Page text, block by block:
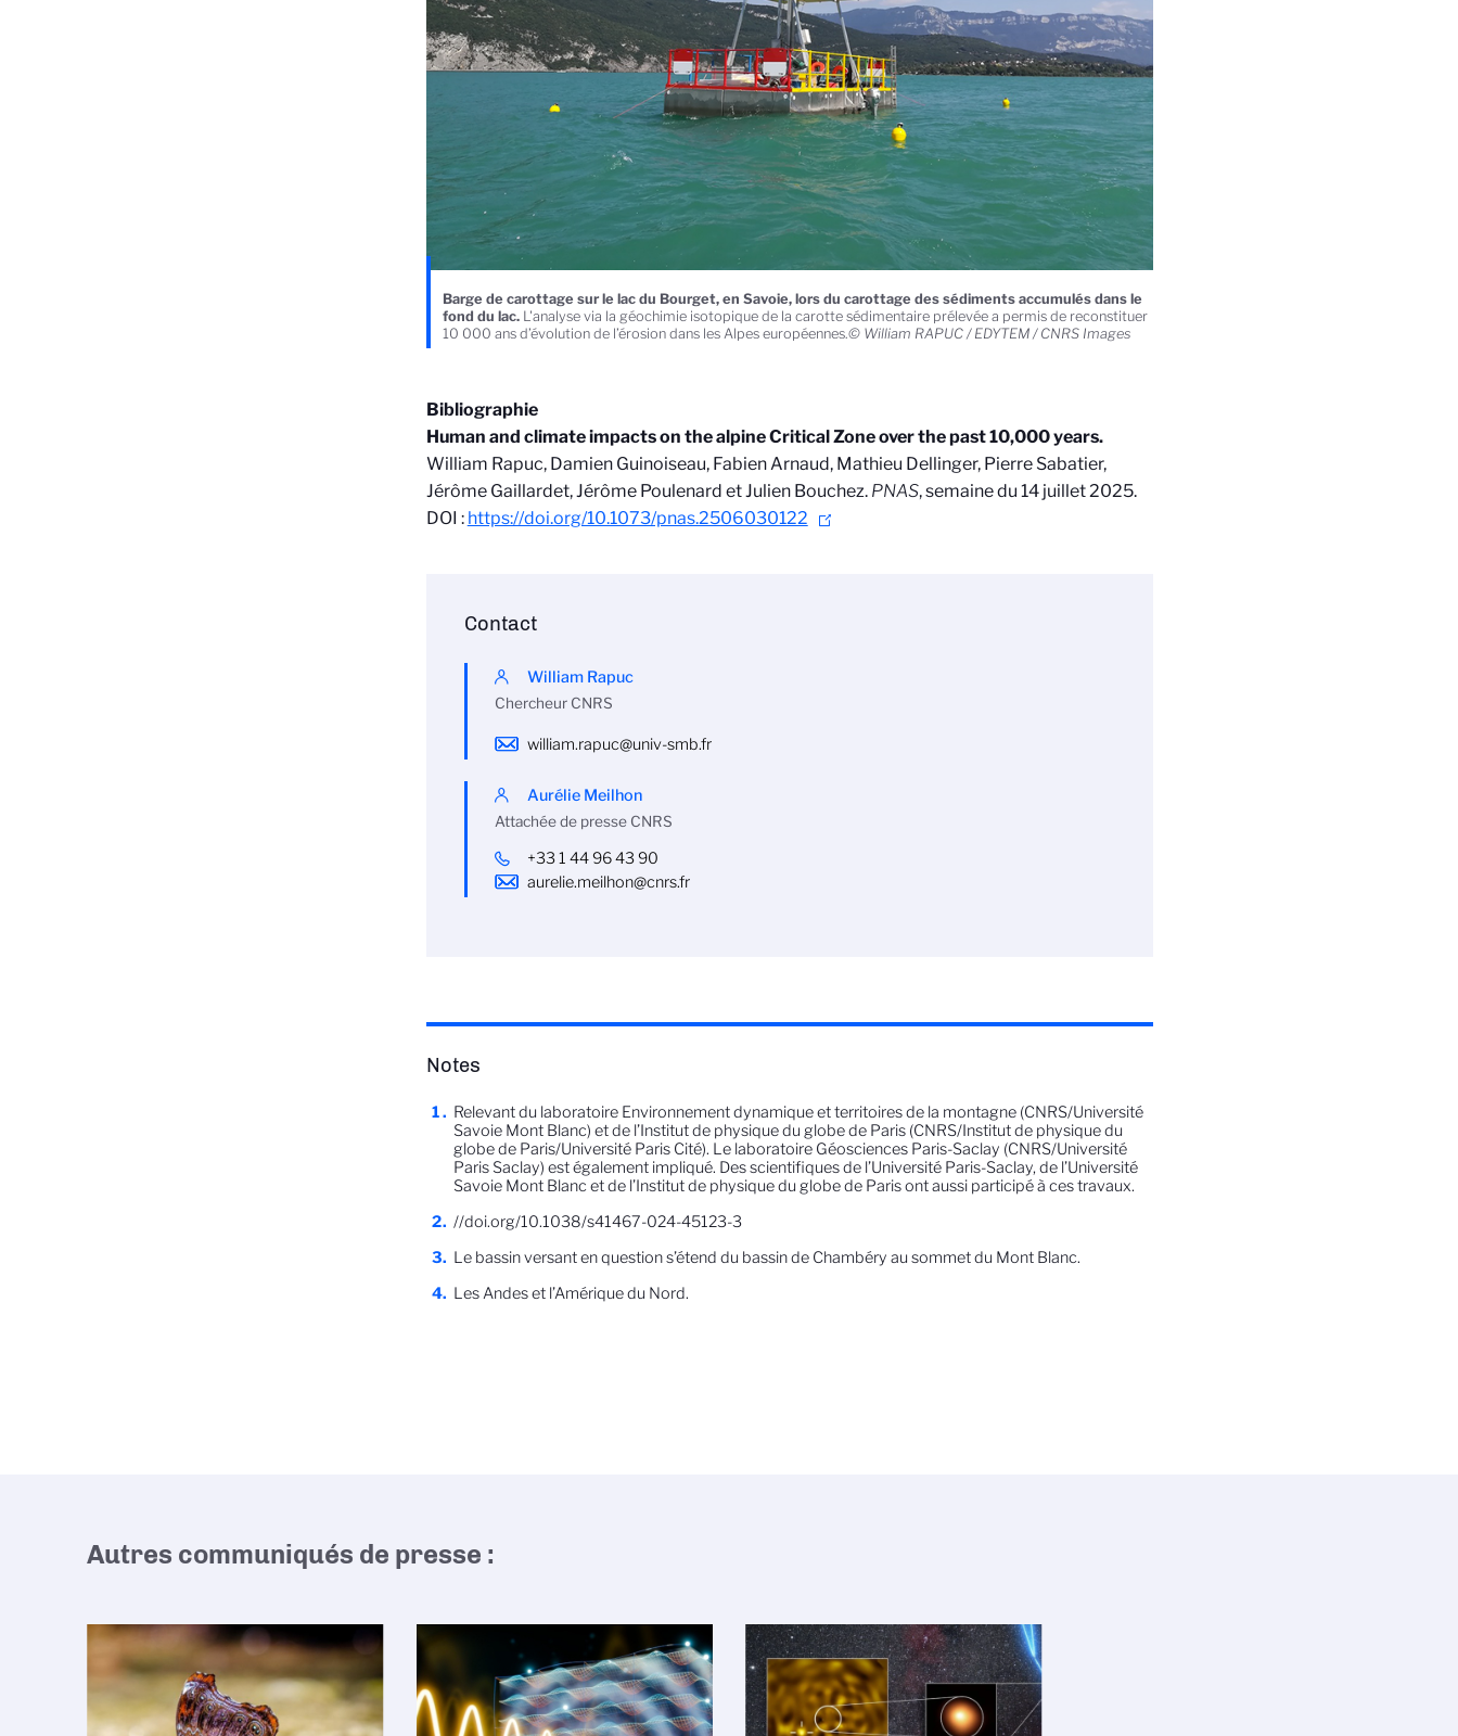
Barge de carottage sur le lac du Bourget, en Savoie, lors du carottage des sédiments accumulés dans le
fond du lac. L'analyse via la géochimie isotopique de la carotte sédimentaire prélevée a permis de reconstituer
10 000 ans d’évolution de l’érosion dans les Alpes européennes.© William RAPUC / EDYTEM / CNRS Images
Bibliographie
Human and climate impacts on the alpine Critical Zone over the past 10,000 years.
William Rapuc, Damien Guinoiseau, Fabien Arnaud, Mathieu Dellinger, Pierre Sabatier,
Jérôme Gaillardet, Jérôme Poulenard et Julien Bouchez. PNAS, semaine du 14 juillet 2025.
DOI : https://doi.org/10.1073/pnas.2506030122
Contact
William Rapuc
Chercheur CNRS
william.rapuc@univ-smb.fr
Aurélie Meilhon
Attachée de presse CNRS
+33 1 44 96 43 90
aurelie.meilhon@cnrs.fr
Notes
Relevant du laboratoire Environnement dynamique et territoires de la montagne (CNRS/Université
Savoie Mont Blanc) et de l’Institut de physique du globe de Paris (CNRS/Institut de physique du
globe de Paris/Université Paris Cité). Le laboratoire Géosciences Paris-Saclay (CNRS/Université
Paris Saclay) est également impliqué. Des scientifiques de l’Université Paris-Saclay, de l’Université
Savoie Mont Blanc et de l’Institut de physique du globe de Paris ont aussi participé à ces travaux.
//doi.org/10.1038/s41467-024-45123-3
Le bassin versant en question s’étend du bassin de Chambéry au sommet du Mont Blanc.
Les Andes et l’Amérique du Nord.
Autres communiqués de presse :